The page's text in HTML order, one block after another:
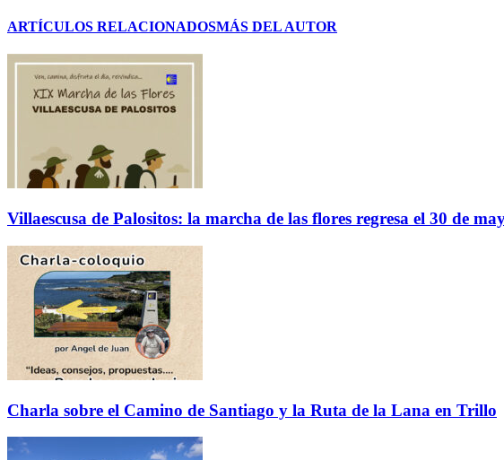
ARTÍCULOS RELACIONADOSMÁS DEL AUTOR
Villaescusa de Palositos: la marcha de las flores regresa el 30 de
Charla sobre el Camino de Santiago y la Ruta de la Lana en Trillo